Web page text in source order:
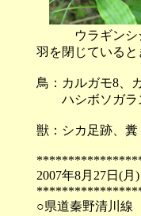
ウラギンシ
羽を閉じている
鳥：カルガモ8、
ハシボソガラス
獣：シカ足跡、糞
2007年8月27
○県道秦野清川線